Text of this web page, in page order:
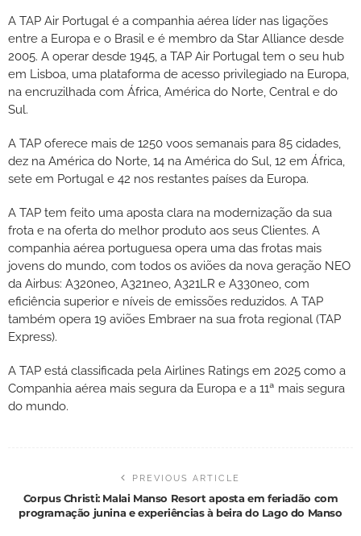
A TAP Air Portugal é a companhia aérea líder nas ligações
entre a Europa e o Brasil e é membro da Star Alliance desde
2005. A operar desde 1945, a TAP Air Portugal tem o seu hub
em Lisboa, uma plataforma de acesso privilegiado na Europa,
na encruzilhada com África, América do Norte, Central e do
Sul.
A TAP oferece mais de 1250 voos semanais para 85 cidades,
dez na América do Norte, 14 na América do Sul, 12 em África,
sete em Portugal e 42 nos restantes países da Europa.
A TAP tem feito uma aposta clara na modernização da sua
frota e na oferta do melhor produto aos seus Clientes. A
companhia aérea portuguesa opera uma das frotas mais
jovens do mundo, com todos os aviões da nova geração NEO
da Airbus: A320neo, A321neo, A321LR e A330neo, com
eficiência superior e níveis de emissões reduzidos. A TAP
também opera 19 aviões Embraer na sua frota regional (TAP
Express).
A TAP está classificada pela Airlines Ratings em 2025 como a
Companhia aérea mais segura da Europa e a 11ª mais segura
do mundo.
PREVIOUS ARTICLE
Corpus Christi: Malai Manso Resort aposta em feriadão com
programação junina e experiências à beira do Lago do Manso